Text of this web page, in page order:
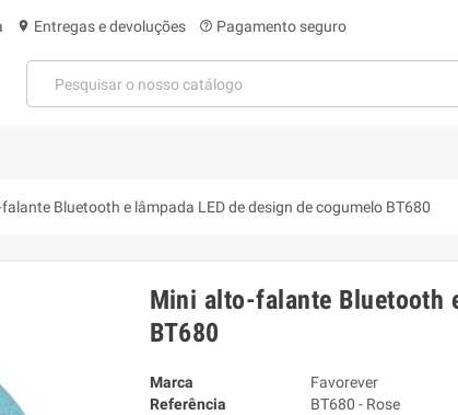
location_on Entregas e devoluções help_outline Pagamento seguro
Bluetooth e lâmpada LED de design de cogumelo BT680
Mini alto-falante Bluetooth
BT680
Marca
Favorever
Referência
BT680 - Rose